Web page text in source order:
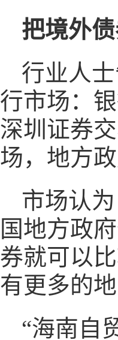
把境外
行业人
行市场：
深圳证券
场，地方
市场认
国地方政
券就可以
有更多的
“海南自